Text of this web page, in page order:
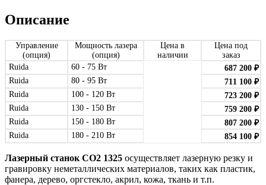
Описание
Управление
(опция)
Мощность лазера
(опция)
Цена в
наличии
Цена под
заказ
Ruida
60 - 75 Вт 687 200 ₽
Ruida
80 - 95 Вт 711 100 ₽
Ruida
100 - 120 Вт 723 200 ₽
Ruida
130 - 150 Вт 759 200 ₽
Ruida
150 - 180 Вт 807 200 ₽
Ruida
180 - 210 Вт 854 100 ₽
Лазерный станок СО2 1325 осуществляет лазерную резку и
гравировку неметаллических материалов, таких как пластик,
фанера, дерево, оргстекло, акрил, кожа, ткань и т.п.